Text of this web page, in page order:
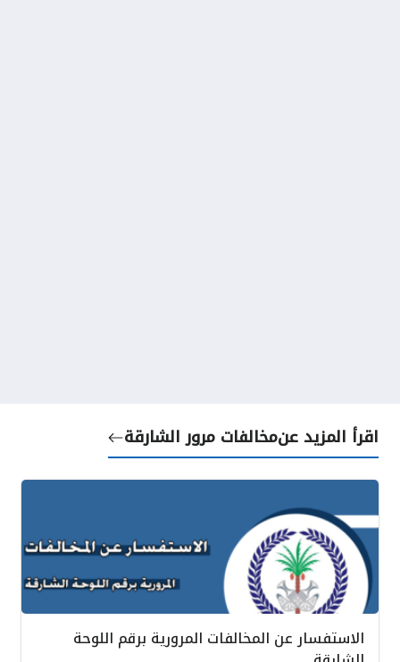
اقرأ المزيد عنمخالفات مرور الشارقة
الاستفسار عن المخالفات المرورية برقم اللوحة